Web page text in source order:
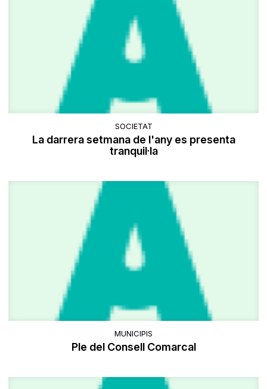
SOCIETAT
La darrera setmana de l'any es presenta
tranquil·la
MUNICIPIS
Ple del Consell Comarcal